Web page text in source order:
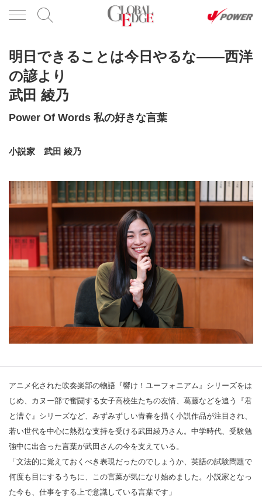
明日できることは今日やるな――西洋
の諺より
武田 綾乃
Power Of Words 私の好きな言葉
小説家 武田 綾乃
アニメ化された吹奏楽部の物語『響け！ユーフォニアム』シリーズをは
じめ、カヌー部で奮闘する女子高校生たちの友情、葛藤などを追う『君
と漕ぐ』シリーズなど、みずみずしい青春を描く小説作品が注目され、
若い世代を中心に熱烈な支持を受ける武田綾乃さん。中学時代、受験勉
強中に出合った言葉が武田さんの今を支えている。
「文法的に覚えておくべき表現だったのでしょうか、英語の試験問題で
何度も目にするうちに、この言葉が気になり始めました。小説家となっ
た今も、仕事をする上で意識している言葉です」